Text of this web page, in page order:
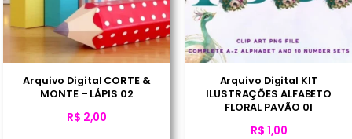
Arquivo Digital CORTE &
MONTE – LÁPIS 02
R$ 2,00
Arquivo Digital KIT
ILUSTRAÇÕES ALFABETO
FLORAL PAVÃO 01
R$ 1,00